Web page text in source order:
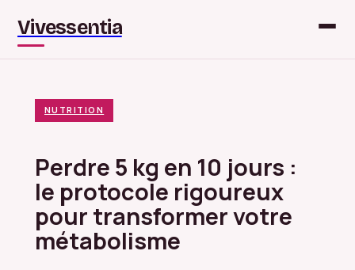
Vivessentia
NUTRITION
Perdre 5 kg en 10 jours :
le protocole rigoureux
pour transformer votre
métabolisme